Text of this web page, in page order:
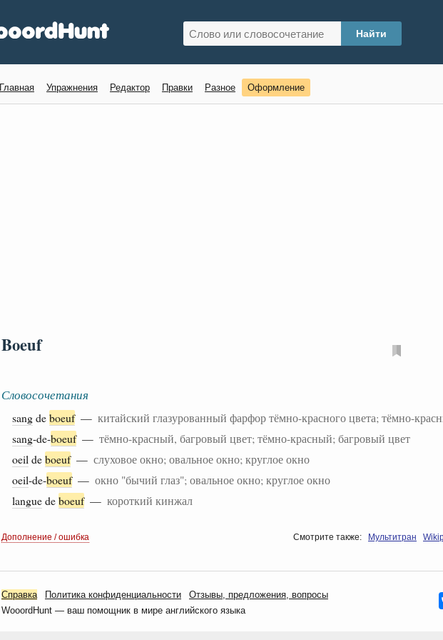
Главная Упражнения Редактор Правки Разное Оформление
Boeuf
Словосочетания
sangdeboeuf— китайский глазурованный фарфор тёмно-красного цвета; тёмно-
sang-de-boeuf— тёмно-красный, багровый цвет; тёмно-красный; багровый цвет
oeil deboeuf— слуховое окно; овальное окно; круглое окно
oeil-de-boeuf— окно "бычий глаз"; овальное окно; круглое окно
languedeboeuf— короткий кинжал
Дополнение / ошибка Смотрите также: Мультитран
Справка Политика конфиденциальности
Oтзывы, предложения, вопросы
WooordHunt — ваш помощник в мире английского языка